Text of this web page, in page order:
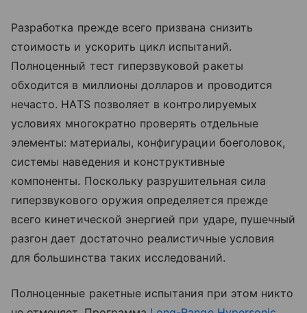
Разработка прежде всего призвана снизить
стоимость и ускорить цикл испытаний.
Полноценный тест гиперзвуковой ракеты
обходится в миллионы долларов и проводится
нечасто. HATS позволяет в контролируемых
условиях многократно проверять отдельные
элементы: материалы, конфигурации боеголовок,
системы наведения и конструктивные
компоненты. Поскольку разрушительная сила
гиперзвукового оружия определяется прежде
всего кинетической энергией при ударе, пушечный
разгон дает достаточно реалистичные условия
для большинства таких исследований.
Полноценные ракетные испытания при этом никто